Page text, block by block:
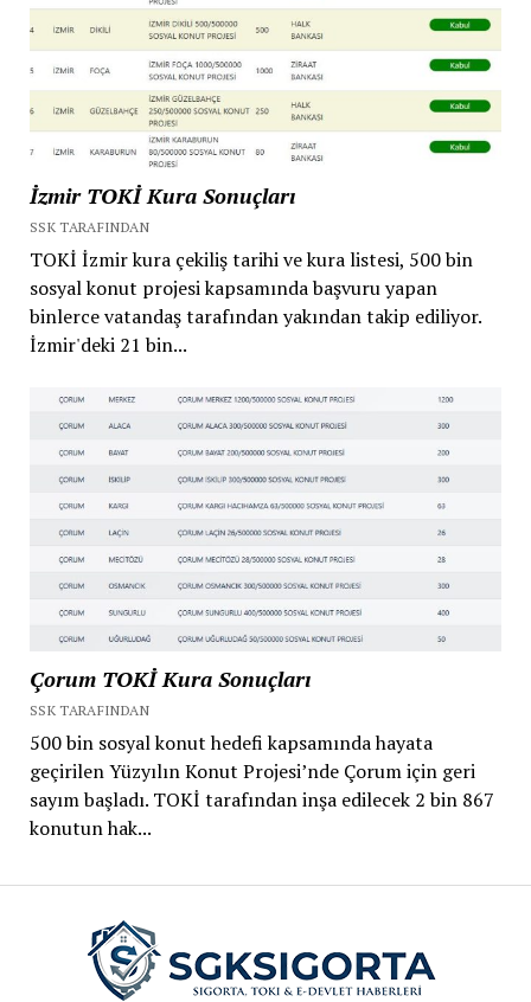
İzmir TOKİ Kura Sonuçları
SSK TARAFINDAN
TOKİ İzmir kura çekiliş tarihi ve kura listesi, 500 bin
sosyal konut projesi kapsamında başvuru yapan
binlerce vatandaş tarafından yakından takip ediliyor.
İzmir'deki 21 bin...
Çorum TOKİ Kura Sonuçları
SSK TARAFINDAN
500 bin sosyal konut hedefi kapsamında hayata
geçirilen Yüzyılın Konut Projesi’nde Çorum için geri
sayım başladı. TOKİ tarafından inşa edilecek 2 bin 867
konutun hak...